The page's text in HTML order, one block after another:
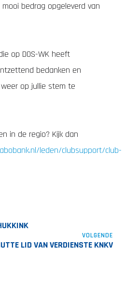
bedrag opgeleverd van
op DOS-WK heeft
bedanken en
op jullie stem te
in de regio? Kijk dan
leden/clubsupport/club-
VOLGENDE
LID VAN VERDIENSTE KNKV